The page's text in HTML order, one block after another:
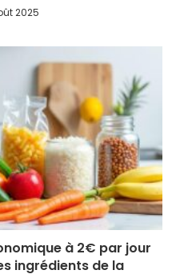
2025
à 2€ par jour
ingrédients de la